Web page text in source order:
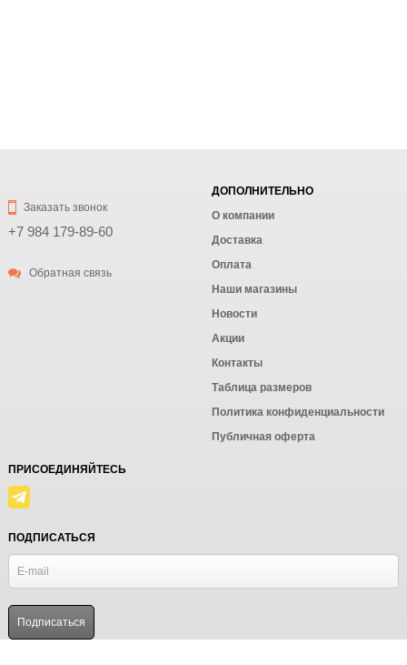
Заказать звонок
+7 984 179-89-60
Обратная связь
ДОПОЛНИТЕЛЬНО
О компании
Доставка
Оплата
Наши магазины
Новости
Акции
Контакты
Таблица размеров
Политика конфиденциальности
Публичная оферта
ПРИСОЕДИНЯЙТЕСЬ
ПОДПИСАТЬСЯ